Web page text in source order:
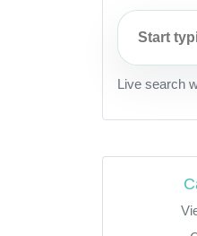
Live search